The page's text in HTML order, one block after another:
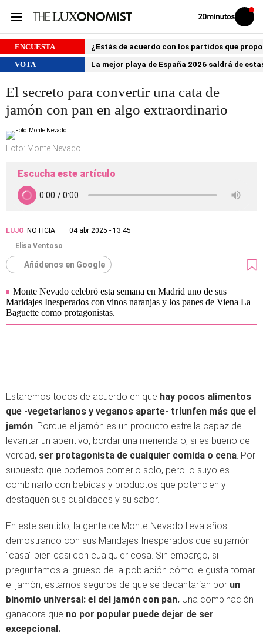
Volver
Iniciar
sesión
ENCUESTA
¿Estás de acuerdo con los partidos que
VOTA
La mejor playa de España 2026 saldrá de
El secreto para convertir una cata de
jamón con pan en algo extraordinario
Foto: Monte Nevado
Escucha este artículo
LUJO NOTICIA
04 abr 2025 - 13:45
Elisa Ventoso
Añádenos en Google
Monte Nevado celebró esta semana en Madrid uno de sus
Maridajes Inesperados con vinos naranjas y los panes de Viena La
Baguette como protagonistas.
Estaremos todos de acuerdo en que hay pocos alimentos
que -vegetarianos y veganos aparte- triunfen más que el
jamón. Porque el jamón es un producto estrella capaz de
levantar un aperitivo, bordar una merienda o, si es bueno de
verdad, ser protagonista de cualquier comida o cena. Por
supuesto que podemos comerlo solo, pero lo suyo es
combinarlo con bebidas y productos que potencien y
destaquen sus cualidades y su sabor.
En este sentido, la gente de Monte Nevado lleva años
demostrando con sus Maridajes Inesperados que su jamón
"casa" bien casi con cualquier cosa. Sin embargo, si
preguntamos al grueso de la población cómo le gusta tomar
el jamón, estamos seguros de que se decantarían por un
binomio universal: el del jamón con pan. Una combinación
ganadora que no por popular puede dejar de ser
excepcional.